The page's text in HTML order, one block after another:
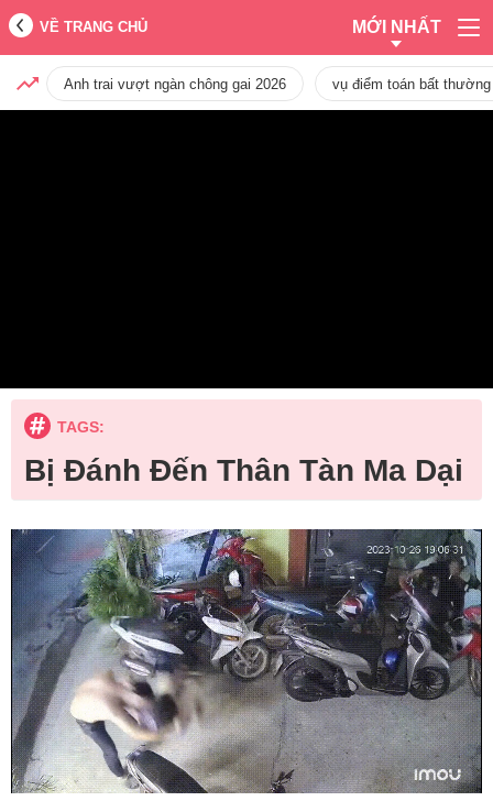
VỀ TRANG CHỦ MỚI NHẤT
Anh trai vượt ngàn chông gai 2026 vụ điểm toán bất
TAGS:
Bị Đánh Đến Thân Tàn Ma Dại